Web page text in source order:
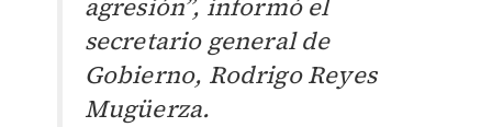
agresión”, informó el
secretario general de
Gobierno, Rodrigo Reyes
Mugüerza.